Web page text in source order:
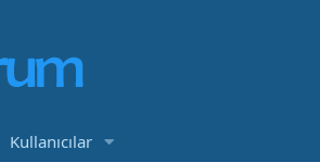
Kullanıcılar